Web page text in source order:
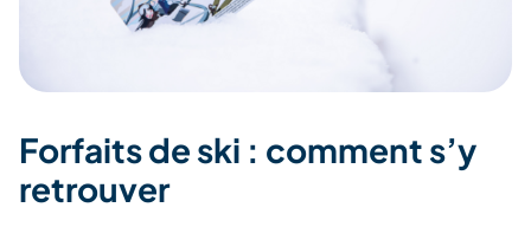
Forfaits de ski : comment s’y
retrouver